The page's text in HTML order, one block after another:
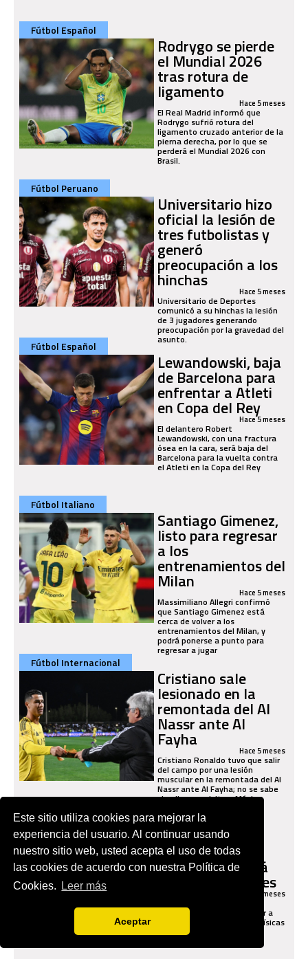
Este sitio utiliza cookies para mejorar la
experiencia del usuario. Al continuar usando
nuestro sitio web, usted acepta el uso de todas
las cookies de acuerdo con nuestra Política de
Cookies.
Leer más
Aceptar
Fútbol Español
Rodrygo se pierde
el Mundial 2026
tras rotura de
ligamento Hace 5 meses
El Real Madrid informó que
Rodrygo sufrió rotura del
ligamento cruzado anterior de la
pierna derecha, por lo que se
perderá el Mundial 2026 con
Brasil.
Fútbol Peruano
Universitario hizo
oficial la lesión de
tres futbolistas y
generó
preocupación a los
hinchas Hace 5 meses
Universitario de Deportes
comunicó a su hinchas la lesión
de 3 jugadores generando
preocupación por la gravedad del
asunto.
Fútbol Español
Lewandowski, baja
de Barcelona para
enfrentar a Atleti
en Copa del ReyHace 5 meses
El delantero Robert
Lewandowski, con una fractura
ósea en la cara, será baja del
Barcelona para la vuelta contra
el Atleti en la Copa del Rey
Fútbol Italiano
Santiago Gimenez,
listo para regresar
a los
entrenamientos del
Milan Hace 5 meses
Massimiliano Allegri confirmó
que Santiago Gimenez está
cerca de volver a los
entrenamientos del Milan, y
podrá ponerse a punto para
regresar a jugar
Fútbol Internacional
Cristiano sale
lesionado en la
remontada del Al
Nassr ante Al
Fayha Hace 5 meses
Cristiano Ronaldo tuvo que salir
del campo por una lesión
muscular en la remontada del Al
Nassr ante Al Fayha; no se sabe
si peligra su visita a México
Fútbol Mexicano
Henry Martín se
resiente de su
lesión y no podrá
enfrentar a Tigres
Hace 5 meses
América, no podrá enfrentar a
Tigres debido a molestias físicas
que vuelven a dejarlo sin